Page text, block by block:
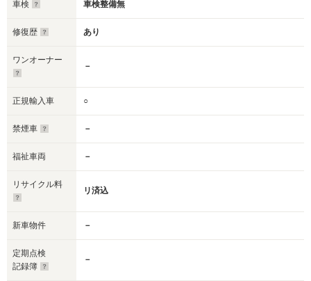
車検 車検整備無
修復歴 あり
ワンオーナー
－
正規輸入車 ○
禁煙車 －
福祉車両 －
リサイクル料
リ済込
新車物件 －
定期点検
記録簿
－